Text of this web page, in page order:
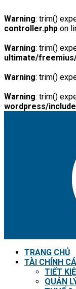
Warning: trim()
controller.php on
Warning: trim()
ultimate/
Warning: trim()
Warning: trim()
wordpress/
TRANG CHỦ
TÀI CHÍNH
TIẾT
QUẢN